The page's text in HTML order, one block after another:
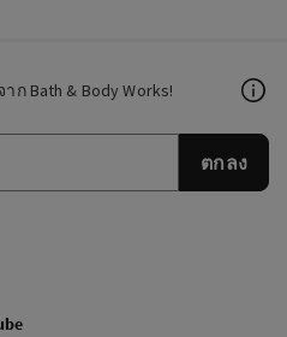
Bath & Body Works!
ตกลง